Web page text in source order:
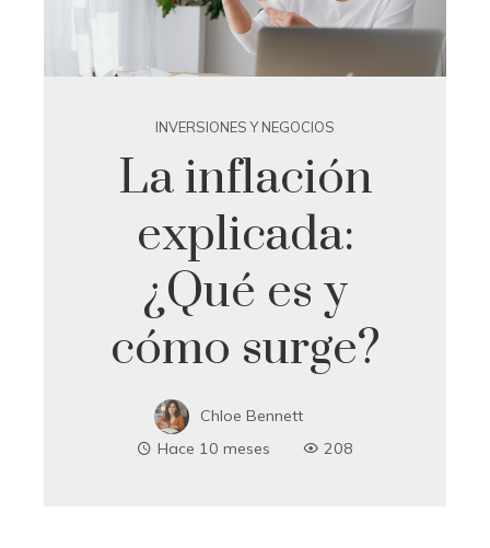
INVERSIONES Y NEGOCIOS
La inflación
explicada:
¿Qué es y
cómo surge?
Chloe Bennett
Hace 10 meses
208